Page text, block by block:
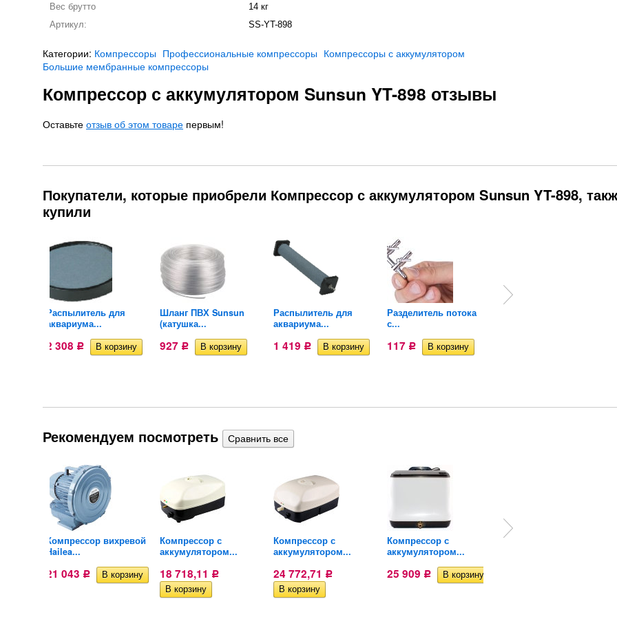
Вес брутто
14 кг
Артикул:
SS-YT-898
Категории: Компрессоры Профессиональные компрессоры Компрессоры с аккумулятором
Большие мембранные компрессоры
Компрессор с аккумулятором Sunsun YT-898 отзывы
Оставьте отзыв об этом товаре первым!
Покупатели, которые приобрели Компрессор с аккумулятором Sunsun YT-898,
купили
Распылитель для
аквариума...
2 308 Р
Шланг ПВХ Sunsun
(катушка...
927 Р
Распылитель для
аквариума...
1 419 Р
Разделитель потока
с...
117 Р
Рекомендуем посмотреть
Компрессор вихревой
Hailea...
21 043 Р
Компрессор с
аккумулятором...
18 718,11 Р
Компрессор с
аккумулятором...
24 772,71 Р
Компрессор с
аккумулятором...
25 909 Р
Компрессор вихревой